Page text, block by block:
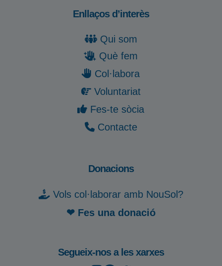
Enllaços d’interès
Qui som
Què fem
Col·labora
Voluntariat
Fes-te sòcia
Contacte
Donacions
Vols col·laborar amb NouSol?
❤ Fes una donació
Segueix-nos a les xarxes